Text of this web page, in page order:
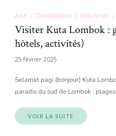
Asie Destinations Indonésie
Visiter Kuta Lombok :
hôtels, activités)
25 février 2025
Selamat pagi (bonjour) Kuta
paradis du sud de Lombok :
VOIR LA SUITE